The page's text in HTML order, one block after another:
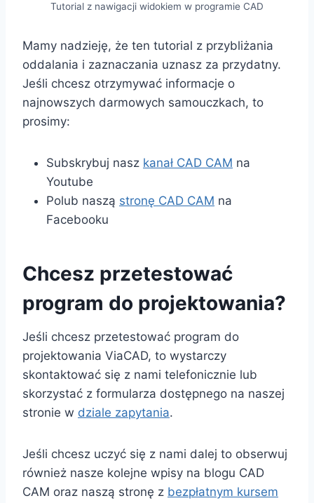
Tutorial z nawigacji widokiem w programie CAD
Mamy nadzieję, że ten tutorial z przybliżania
oddalania i zaznaczania uznasz za przydatny.
Jeśli chcesz otrzymywać informacje o
najnowszych darmowych samouczkach, to
prosimy:
Subskrybuj nasz kanał CAD CAM na
Youtube
Polub naszą stronę CAD CAM na
Facebooku
Chcesz przetestować
program do projektowania?
Jeśli chcesz przetestować program do
projektowania ViaCAD, to wystarczy
skontaktować się z nami telefonicznie lub
skorzystać z formularza dostępnego na naszej
stronie w dziale zapytania.
Jeśli chcesz uczyć się z nami dalej to obserwuj
również nasze kolejne wpisy na blogu CAD
CAM oraz naszą stronę z bezpłatnym kursem